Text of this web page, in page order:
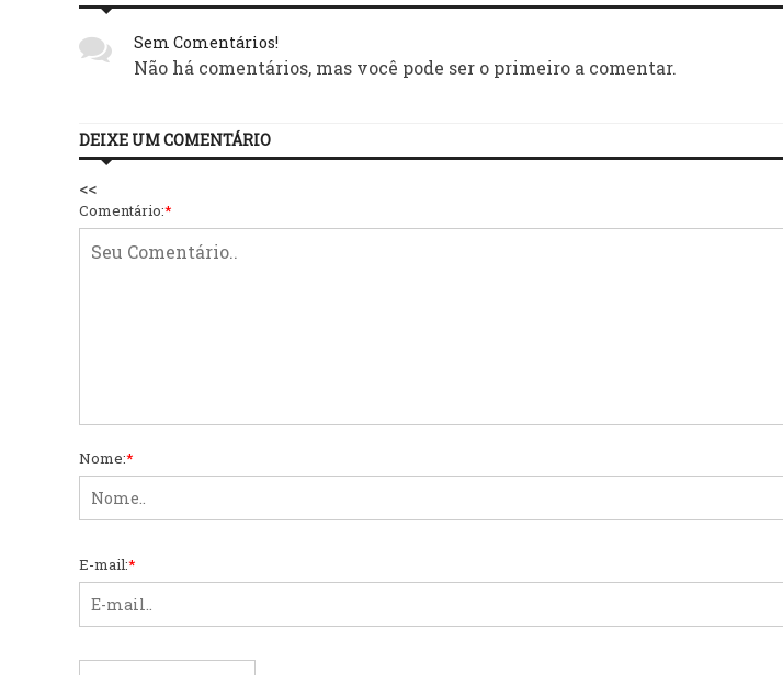
Sem Comentários!
Não há comentários, mas você pode ser o primeiro a comentar.
DEIXE UM COMENTÁRIO
<<
Comentário:*
Nome:*
E-mail:*